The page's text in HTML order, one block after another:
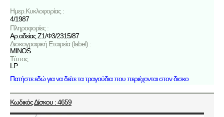
Ημερ.Κυκλοφορίας :
4/1987
Πληροφορίες :
Αρ.αδείας Ζ1/Φ3/2315/87
Δισκογραφική Εταιρεία (label) :
MINOS
Τύπος :
LP
Πατήστε εδώ για να δείτε τα τραγούδια που περιέχονται στον δισκο
Κωδικός Δίσκου : 4659